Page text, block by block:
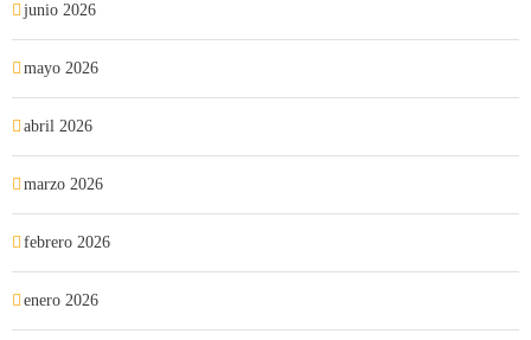
junio 2026
mayo 2026
abril 2026
marzo 2026
febrero 2026
enero 2026